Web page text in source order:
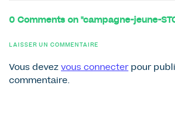
0 Comments on "campagne-jeune-
LAISSER UN COMMENTAIRE
Vous devez vous connecter pour
commentaire.